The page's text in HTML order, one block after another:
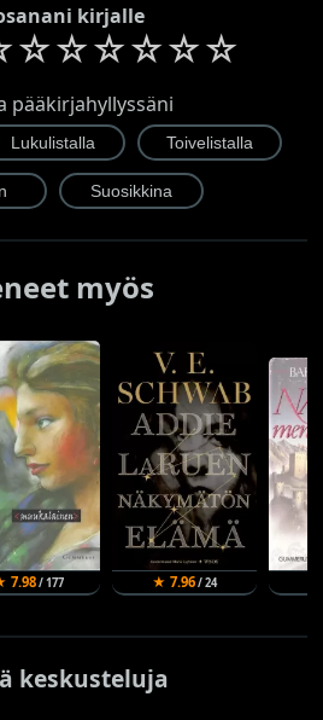
kirjalle
☆☆☆☆☆☆
pääkirjahyllyssäni
myös
7.98/ 177 ★ 7.96/ 24
keskusteluja